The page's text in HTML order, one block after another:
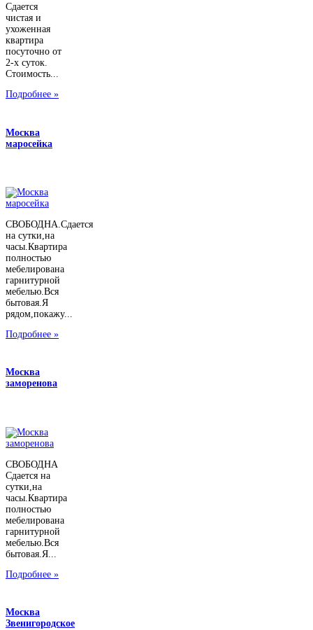
Сдается
чистая и
ухоженная
квартира
посуточно от
2-х суток.
Стоимость...
Подробнее »
Москва
маросейка
СВОБОДНА.Сдается
на сутки,на
часы.Квартира
полностью
мебелирована
гарнитурной
мебелью.Вся
бытовая.Я
рядом,покажу...
Подробнее »
Москва
заморенова
СВОБОДНА
Сдается на
сутки,на
часы.Квартира
полностью
мебелирована
гарнитурной
мебелью.Вся
бытовая.Я...
Подробнее »
Москва
Звенигородское